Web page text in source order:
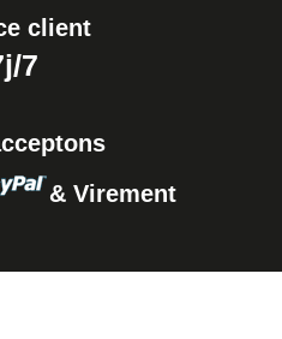
client
7
& Virement